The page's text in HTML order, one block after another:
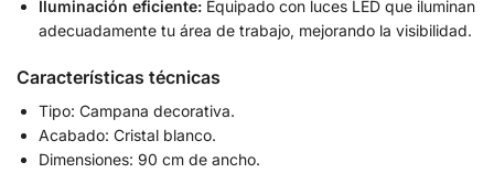
Iluminación eficiente: Equipado con luces LED que iluminan
adecuadamente tu área de trabajo, mejorando la visibilidad.
Características técnicas
Tipo: Campana decorativa.
Acabado: Cristal blanco.
Dimensiones: 90 cm de ancho.